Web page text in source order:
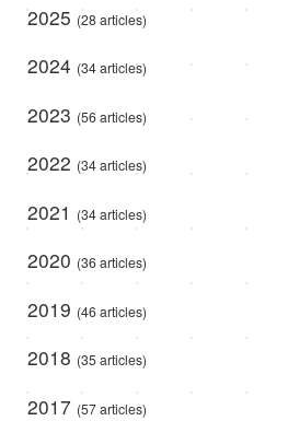
2025 (28 articles)
2024 (34 articles)
2023 (56 articles)
2022 (34 articles)
2021 (34 articles)
2020 (36 articles)
2019 (46 articles)
2018 (35 articles)
2017 (57 articles)